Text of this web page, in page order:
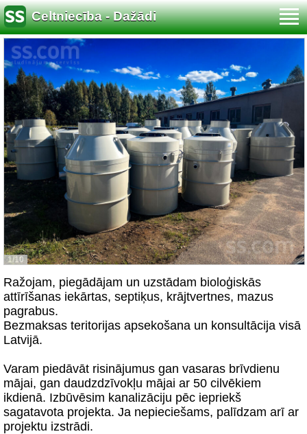
Celtniecība - Dažādi
1/10
Ražojam, piegādājam un uzstādam bioloģiskās
attīrīšanas iekārtas, septiķus, krājtvertnes, mazus
pagrabus.
Bezmaksas teritorijas apsekošana un konsultācija visā
Latvijā.
Varam piedāvāt risinājumus gan vasaras brīvdienu
mājai, gan daudzdzīvokļu mājai ar 50 cilvēkiem
ikdienā. Izbūvēsim kanalizāciju pēc iepriekš
sagatavota projekta. Ja nepieciešams, palīdzam arī ar
projektu izstrādi.